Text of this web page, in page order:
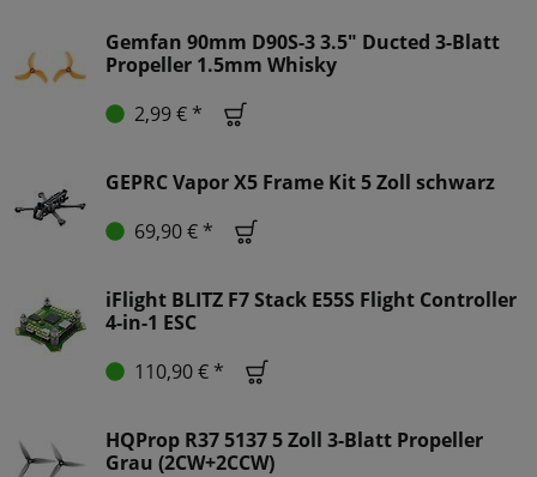
Gemfan 90mm D90S-3 3.5" Ducted 3-Blatt
Propeller 1.5mm Whisky
2,99 € *
GEPRC Vapor X5 Frame Kit 5 Zoll schwarz
69,90 € *
iFlight BLITZ F7 Stack E55S Flight Controller
4-in-1 ESC
110,90 € *
HQProp R37 5137 5 Zoll 3-Blatt Propeller
Grau (2CW+2CCW)